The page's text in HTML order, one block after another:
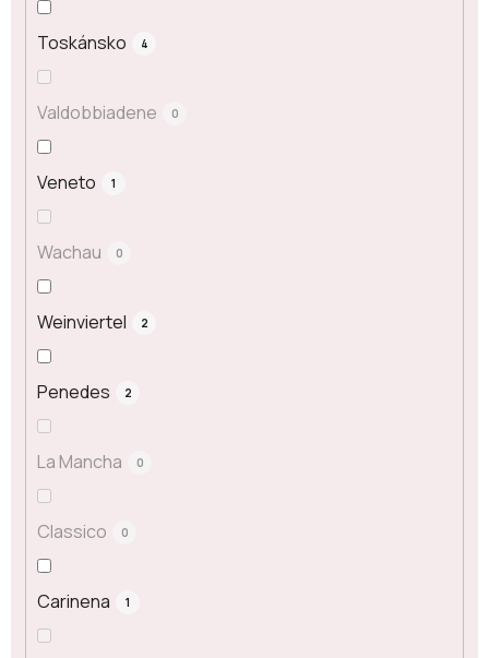
Toskánsko 4
Valdobbiadene 0
Veneto 1
Wachau 0
Weinviertel 2
Penedes 2
La Mancha 0
Classico 0
Carinena 1